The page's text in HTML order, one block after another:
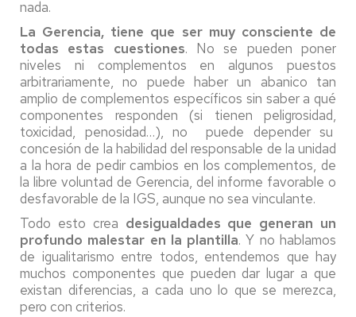
nada.
La Gerencia, tiene que ser muy consciente de
todas estas cuestiones. No se pueden poner
niveles ni complementos en algunos puestos
arbitrariamente, no puede haber un abanico tan
amplio de complementos específicos sin saber a qué
componentes responden (si tienen peligrosidad,
toxicidad, penosidad…), no puede depender su
concesión de la habilidad del responsable de la unidad
a la hora de pedir cambios en los complementos, de
la libre voluntad de Gerencia, del informe favorable o
desfavorable de la IGS, aunque no sea vinculante.
Todo esto crea desigualdades que generan un
profundo malestar en la plantilla. Y no hablamos
de igualitarismo entre todos, entendemos que hay
muchos componentes que pueden dar lugar a que
existan diferencias, a cada uno lo que se merezca,
pero con criterios.